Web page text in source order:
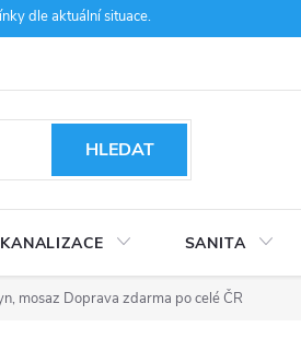
dle aktuální situace.
HLEDAT
KANALIZACE SANITA
mosaz Doprava zdarma po celé ČR